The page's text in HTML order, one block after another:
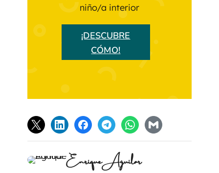
niño/a interior
¡DESCUBRE
CÓMO!
Enrique Aguilar